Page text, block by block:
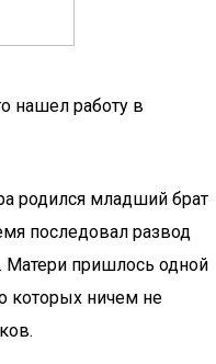
нашел работу в
родился младший брат
последовал развод
Матери пришлось одной
которых ничем не